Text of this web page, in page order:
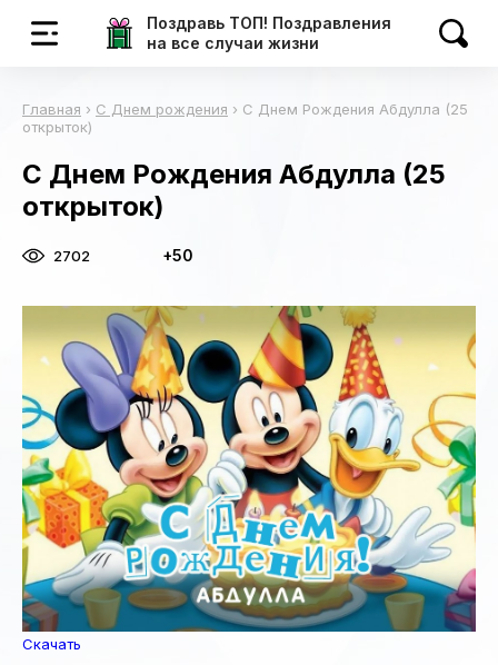
Поздравь ТОП! Поздравления
на все случаи жизни
Главная › С Днем рождения › С Днем Рождения Абдулла (25
открыток)
С Днем Рождения Абдулла (25
открыток)
2702 +50
Скачать